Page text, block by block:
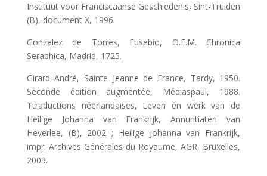
Instituut voor Franciscaanse Geschiedenis, Sint-Truiden
(B), document X, 1996.
Gonzalez de Torres, Eusebio, O.F.M. Chronica
Seraphica, Madrid, 1725.
Girard André, Sainte Jeanne de France, Tardy, 1950.
Seconde édition augmentée, Médiaspaul, 1988.
Ttraductions néerlandaises, Leven en werk van de
Heilige Johanna van Frankrijk, Annuntiaten van
Heverlee, (B), 2002 ; Heilige Johanna van Frankrijk,
impr. Archives Générales du Royaume, AGR, Bruxelles,
2003.